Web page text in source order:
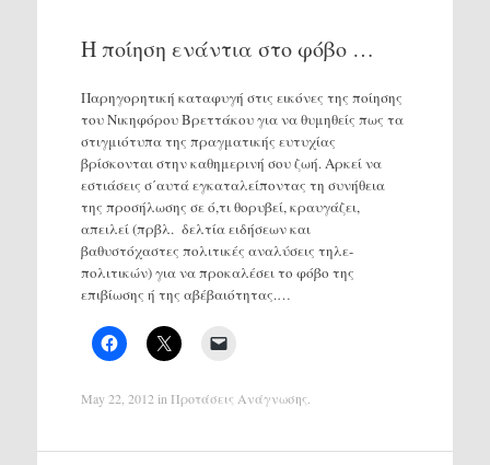
Η ποίηση ενάντια στο φόβο …
Παρηγορητική καταφυγή στις εικόνες της ποίησης
του Νικηφόρου Βρεττάκου για να θυμηθείς πως τα
στιγμιότυπα της πραγματικής ευτυχίας
βρίσκονται στην καθημερινή σου ζωή. Αρκεί να
εστιάσεις σ΄αυτά εγκαταλείποντας τη συνήθεια
της προσήλωσης σε ό,τι θορυβεί, κραυγάζει,
απειλεί (πρβλ. δελτία ειδήσεων και
βαθυστόχαστες πολιτικές αναλύσεις τηλε-
πολιτικών) για να προκαλέσει το φόβο της
επιβίωσης ή της αβέβαιότητας.…
May 22, 2012 in Προτάσεις Ανάγνωσης.